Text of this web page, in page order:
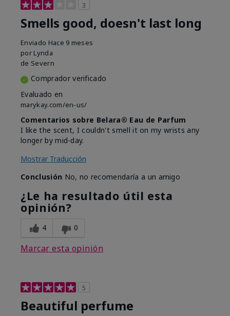
3
Smells good, doesn't last long
Enviado Hace 9 meses
por Lynda
de Severn
Comprador verificado
Evaluado en
marykay.com/en-us/
Comentarios sobre Belara® Eau de Parfum
I like the scent, I couldn't smell it on my wrists any
longer by mid-day.
Mostrar Traducción
Conclusión No, no recomendaría a un amigo
¿Le ha resultado útil esta
opinión?
4 0
Marcar esta opinión
5
Beautiful perfume